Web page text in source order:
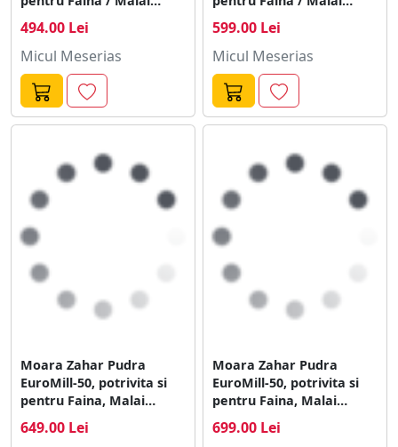
Furajere
494.00 Lei
Micul Meserias
Furajere
599.00 Lei
Micul Meserias
Moara Zahar Pudra
EuroMill-50, potrivita si
pentru Faina, Malai
Alimentar si Cereale
Furajere
649.00 Lei
Moara Zahar Pudra
EuroMill-50, potrivita si
pentru Faina, Malai
Alimentar si Cereale
Furajere, galeata din
699.00 Lei